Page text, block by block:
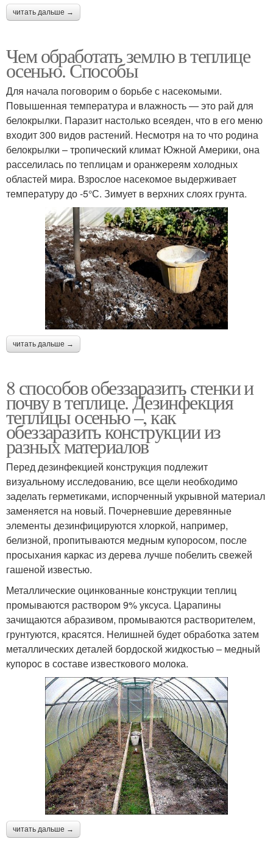
читать дальше →
Чем обработать землю в теплице
осенью. Способы
Для начала поговорим о борьбе с насекомыми.
Повышенная температура и влажность — это рай для
белокрылки. Паразит настолько всеяден, что в его меню
входит 300 видов растений. Несмотря на то что родина
белокрылки – тропический климат Южной Америки, она
расселилась по теплицам и оранжереям холодных
областей мира. Взрослое насекомое выдерживает
температуру до -5°С. Зимует в верхних слоях грунта.
читать дальше →
8 способов обеззаразить стенки и
почву в теплице. Дезинфекция
теплицы осенью –, как
обеззаразить конструкции из
разных материалов
Перед дезинфекцией конструкция подлежит
визуальному исследованию, все щели необходимо
заделать герметиками, испорченный укрывной материал
заменяется на новый. Почерневшие деревянные
элементы дезинфицируются хлоркой, например,
белизной, пропитываются медным купоросом, после
просыхания каркас из дерева лучше побелить свежей
гашеной известью.
Металлические оцинкованные конструкции теплиц
промываются раствором 9% уксуса. Царапины
зачищаются абразивом, промываются растворителем,
грунтуются, красятся. Нелишней будет обработка затем
металлических деталей бордоской жидкостью – медный
купорос в составе известкового молока.
читать дальше →